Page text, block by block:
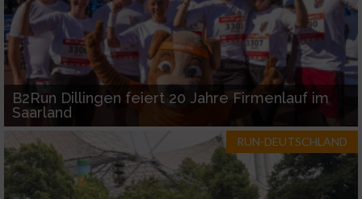
B2Run Dillingen feiert 20 Jahre Firmenlauf im
Saarland
RUN-DEUTSCHLAND
Verwendung reduzierter Daten zur Auswahl
von Inhalten
IAB-Besonderheiten:
Verwendung genauer Standortdaten
Geräte anhand von aktiv angeforderten
Informationen identifizieren
Nicht-IAB-Verarbeitungszwecke: